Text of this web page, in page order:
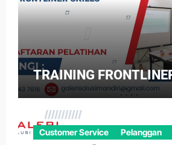
TRAINING
Customer Service Pelanggan